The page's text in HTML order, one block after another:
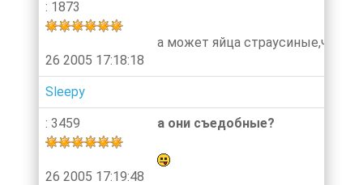
: 1873
26 2005 17:18:18
а может яйца страусиные,чтоб
Sleepy
: 3459
26 2005 17:19:48
а они съедобные?